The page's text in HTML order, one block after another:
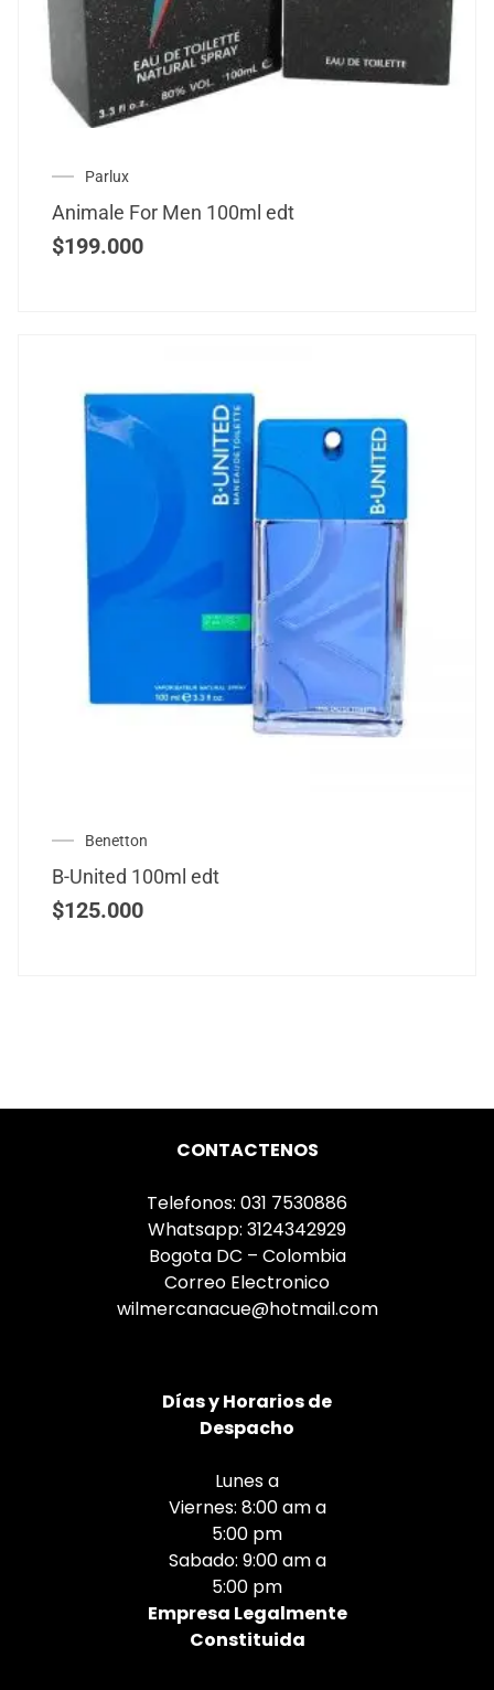
Parlux
Animale For Men 100ml edt
$199.000
Benetton
B-United 100ml edt
$125.000
CONTACTENOS
Telefonos: 031 7530886
Whatsapp: 3124342929
Bogota DC – Colombia
Correo Electronico
wilmercanacue@hotmail.com
Díasy Horarios de
Despacho
Lunes a
Viernes: 8:00 am a
5:00 pm
Sabado: 9:00 am a
5:00 pm
Empresa Legalmente
Constituida